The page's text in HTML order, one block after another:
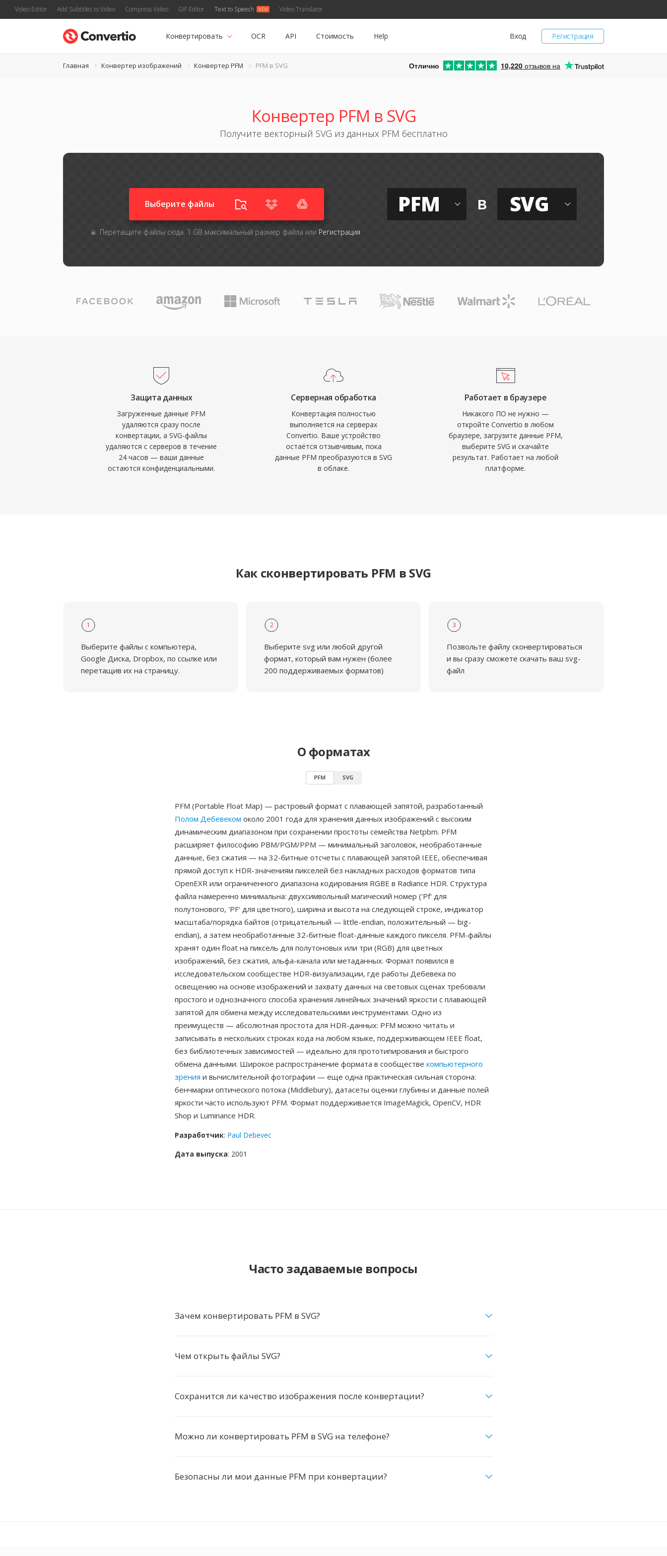
Video Editor Add Subtitles to Video Compress Video GIF Editor Text to Speech Video Translator
Регистрация
Вход
Конвертировать OCR API Стоимость Help
Главная Конвертер изображений Конвертер PFM PFM в SVG Отлично 10,220 отзывов на
Конвертер PFM в SVG
Получите векторный SVG из данных PFM бесплатно
Выберите файлы
Перетащите файлы сюда. 1 GB максимальный размер файла или Регистрация
PFM в SVG
Защита данных
Загруженные данные PFM
удаляются сразу после
конвертации, а SVG-файлы
удаляются с серверов в течение
24 часов — ваши данные
остаются конфиденциальными.
Серверная обработка
Конвертация полностью
выполняется на серверах
Convertio. Ваше устройство
остаётся отзывчивым, пока
данные PFM преобразуются в SVG
в облаке.
Работает в браузере
Никакого ПО не нужно —
откройте Convertio в любом
браузере, загрузите данные PFM,
выберите SVG и скачайте
результат. Работает на любой
платформе.
Как сконвертировать PFM в SVG
1
Выберите файлы с компьютера,
Google Диска, Dropbox, по ссылке или
перетащив их на страницу.
2
Выберите svg или любой другой
формат, который вам нужен (более
200 поддерживаемых форматов)
3
Позвольте файлу сконвертироваться
и вы сразу сможете скачать ваш svg-
файл
О форматах
PFM SVG
PFM (Portable Float Map) — растровый формат с плавающей запятой, разработанный
Полом Дебевеком около 2001 года для хранения данных изображений с высоким
динамическим диапазоном при сохранении простоты семейства Netpbm. PFM
расширяет философию PBM/PGM/PPM — минимальный заголовок, необработанные
данные, без сжатия — на 32-битные отсчеты с плавающей запятой IEEE, обеспечивая
прямой доступ к HDR-значениям пикселей без накладных расходов форматов типа
OpenEXR или ограниченного диапазона кодирования RGBE в Radiance HDR. Структура
файла намеренно минимальна: двухсимвольный магический номер ('Pf' для
полутонового, 'PF' для цветного), ширина и высота на следующей строке, индикатор
масштаба/порядка байтов (отрицательный — little-endian, положительный — big-
endian), а затем необработанные 32-битные float-данные каждого пикселя. PFM-файлы
хранят один float на пиксель для полутоновых или три (RGB) для цветных
изображений, без сжатия, альфа-канала или метаданных. Формат появился в
исследовательском сообществе HDR-визуализации, где работы Дебевека по
освещению на основе изображений и захвату данных на световых сценах требовали
простого и однозначного способа хранения линейных значений яркости с плавающей
запятой для обмена между исследовательскими инструментами. Одно из
преимуществ — абсолютная простота для HDR-данных: PFM можно читать и
записывать в нескольких строках кода на любом языке, поддерживающем IEEE float,
без библиотечных зависимостей — идеально для прототипирования и быстрого
обмена данными. Широкое распространение формата в сообществе компьютерного
зрения и вычислительной фотографии — еще одна практическая сильная сторона:
бенчмарки оптического потока (Middlebury), датасеты оценки глубины и данные полей
яркости часто используют PFM. Формат поддерживается ImageMagick, OpenCV, HDR
Shop и Luminance HDR.
Разработчик: Paul Debevec
Дата выпуска: 2001
Часто задаваемые вопросы
Зачем конвертировать PFM в SVG?
Чем открыть файлы SVG?
Сохранится ли качество изображения после конвертации?
Можно ли конвертировать PFM в SVG на телефоне?
Безопасны ли мои данные PFM при конвертации?